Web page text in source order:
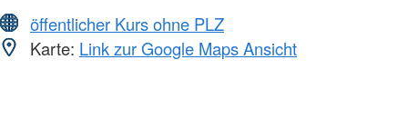
öffentlicher Kurs ohne PLZ
Karte: Link zur Google Maps Ansicht